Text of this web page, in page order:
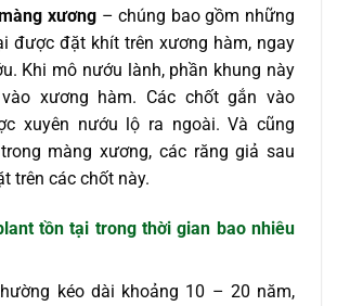
xương– chúng bao gồm những
được đặt khít trên xương hàm, ngay
Khi mô nướu lành, phần khung này
xương hàm. Các chốt gắn vào
xuyên nướu lộ ra ngoài. Và cũng
màng xương, các răng giả sau
trên các chốt này.
tồn tại trong thời gian bao nhiêu
kéo dài khoảng 10 – 20 năm,